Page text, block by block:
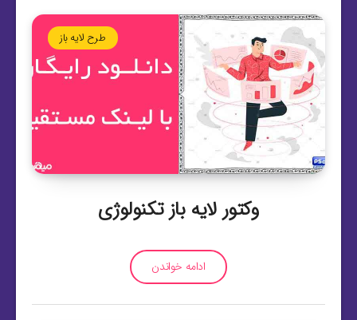
طرح لایه باز
وکتور لایه باز تکنولوژی
ادامه خواندن